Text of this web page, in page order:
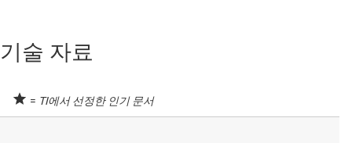
기술 자료
= TI에서 선정한 인기 문서